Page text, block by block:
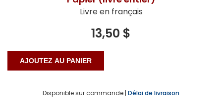
Livre en français
13,50 $
Disponible sur commande | Délai de livraison